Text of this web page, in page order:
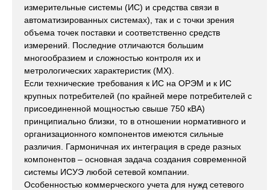
измерительные системы (ИС) и средства связи в
автоматизированных системах), так и с точки зрения
объема точек поставки и соответственно средств
измерений. Последние отличаются большим
многообразием и сложностью контроля их и
метрологических характеристик (МХ).
Если технические требования к ИС на ОРЭМ и к ИС
крупных потребителей (по крайней мере потребителей с
присоединенной мощностью свыше 750 кВА)
принципиально близки, то в отношении нормативного и
организационного компонентов имеются сильные
различия. Гармоничная их интеграция в среде разных
компонентов – основная задача создания современной
системы ИСУЭ любой сетевой компании.
Особенностью коммерческого учета для нужд сетевого